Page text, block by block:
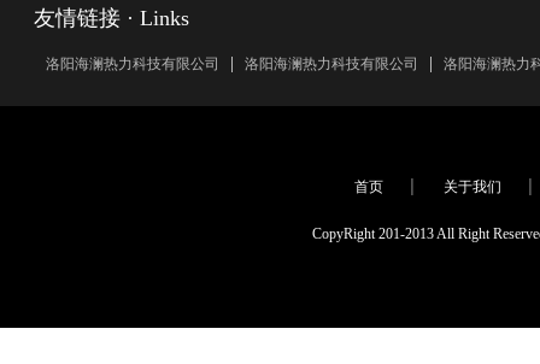
友情链接 · Links
洛阳海澜热力科技有限公司 洛阳海澜热力科技有限公司 洛阳海澜热力
首页 关于我们
CopyRight 201-2013 All Right